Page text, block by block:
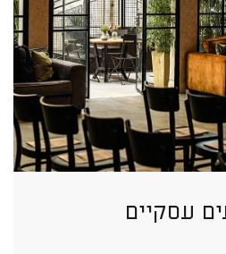
עסקיים